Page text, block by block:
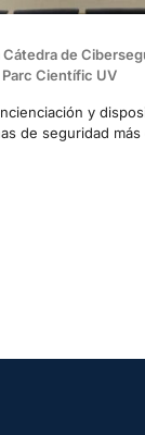
de
Científic UV
y
de seguridad